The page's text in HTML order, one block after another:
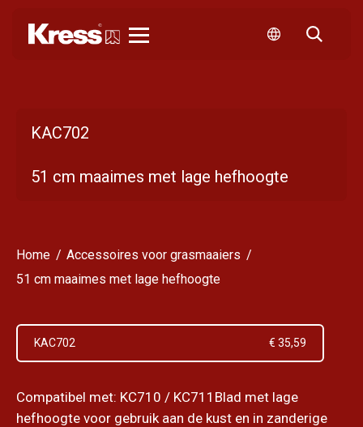
KAC702
51 cm maaimes met lage hefhoogte
Home
Accessoires voor grasmaaiers
51 cm maaimes met lage hefhoogte
KAC702 € 35,59
Compatibel met: KC710 / KC711Blad met lage
hefhoogte voor gebruik aan de kust en in zanderige